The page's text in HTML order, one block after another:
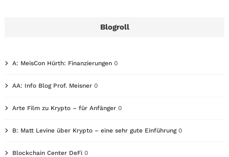
Blogroll
A: MeisCon Hürth: Finanzierungen 0
AA: Info Blog Prof. Meisner 0
Arte Film zu Krypto – für Anfänger 0
B: Matt Levine über Krypto – eine sehr gute Einführung0
Blockchain Center DeFi 0